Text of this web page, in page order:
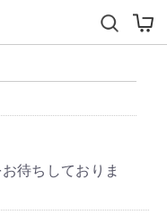
待ちしておりま